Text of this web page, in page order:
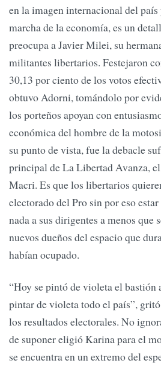
en la imagen internacional del
marcha de la economía, es un
preocupa a Javier Milei, su
militantes libertarios. Festejaron
30,13 por ciento de los votos
obtuvo Adorni, tomándolo por
los porteños apoyan con
económica del hombre de la
su punto de vista, fue la debacle
principal de La Libertad Avanza,
Macri. Es que los libertarios
electorado del Pro sin por eso
nada a sus dirigentes a menos que
nuevos dueños del espacio que
habían ocupado.
“Hoy se pintó de violeta el
pintar de violeta todo el país”,
los resultados electorales. No
de suponer eligió Karina para el
se encuentra en un extremo del